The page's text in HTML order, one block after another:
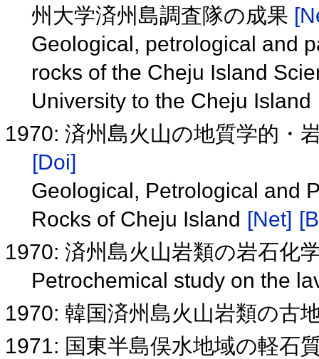
州大学済州島調査隊の成果
Geological, petrological and
rocks of the Cheju Island
University to the Cheju Island
1970: 済州島火山の地質学的・
[Doi]
Geological, Petrological and
Rocks of Cheju Island [Net]
1970: 済州島火山岩類の岩石化
Petrochemical study on the
1970: 韓国済州島火山岩類の古
1971: 国東半島俣水地域の軽石